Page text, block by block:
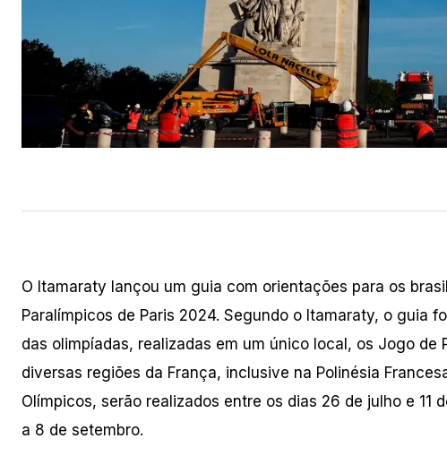
O Itamaraty lançou um guia com orientações para os
Paralímpicos de Paris 2024. Segundo o Itamaraty, o guia
das olimpíadas, realizadas em um único local, os Jogo
diversas regiões da França, inclusive na Polinésia
Olímpicos, serão realizados entre os dias 26 de julho e
a 8 de setembro.